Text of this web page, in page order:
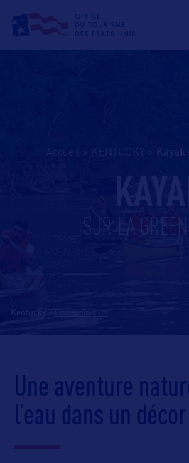
Accueil KENTUCKY
SUR LA
Kentucky
Une aventure
l’eau dans un